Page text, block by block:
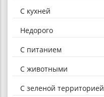
С кухней
Недорого
С питанием
С животными
С зеленой территорией